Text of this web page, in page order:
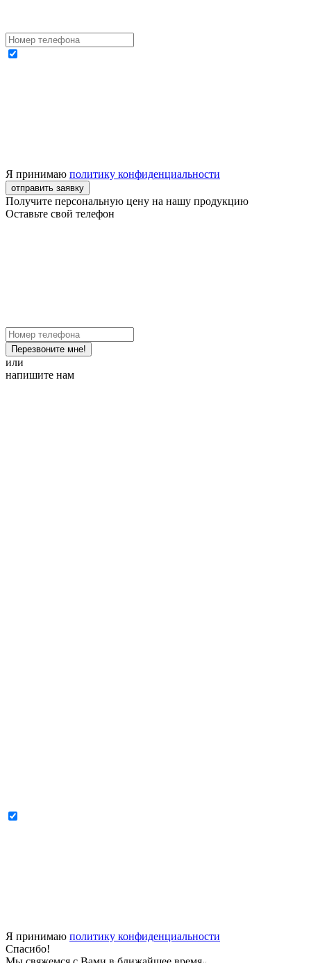
Я принимаю политику конфиденциальности
отправить заявку
Получите персональную цену на нашу продукцию
Оставьте свой телефон
Перезвоните мне!
или
напишите нам
Я принимаю политику конфиденциальности
Спасибо!